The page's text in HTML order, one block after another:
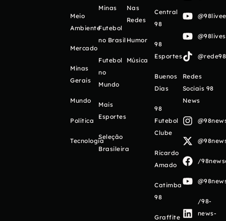
Meio
Ambiente
Mercado
Minas
Gerais
Mundo
Política
Tecnologia
Minas
Futebol
no Brasil
Futebol
no
Mundo
Mais
Esportes
Seleção
Brasileira
Nas
Redes
Humor
Música
Central
98
98
Esportes
Buenos
Días
98
Futebol
Clube
Ricardo
Amado
Catimba
98
Graffite
Redes
Sociais 98
News
/
/98-
news-